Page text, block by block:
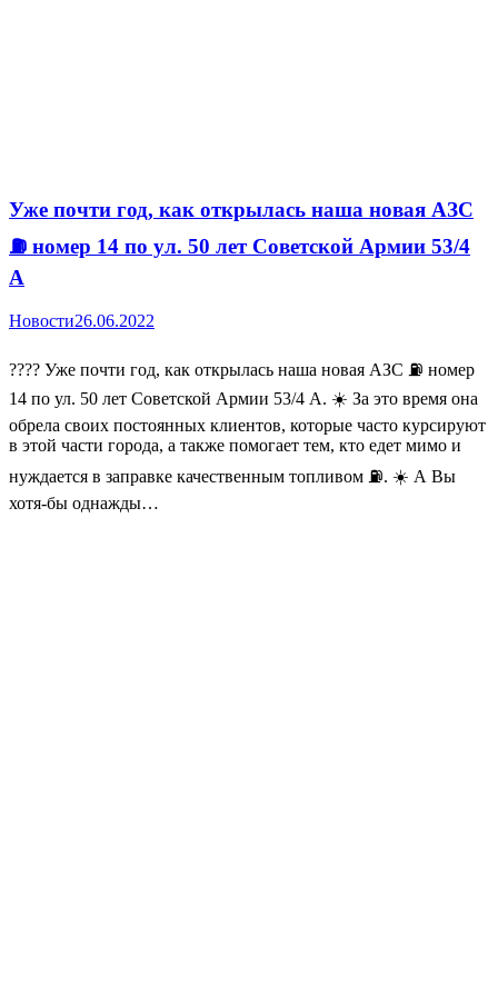
Уже почти год, как открылась наша новая АЗС
⛽ номер 14 по ул. 50 лет Советской Армии 53/4
А
Новости26.06.2022
???? Уже почти год, как открылась наша новая АЗС ⛽ номер
14 по ул. 50 лет Советской Армии 53/4 А. ☀️ За это время она
обрела своих постоянных клиентов, которые часто курсируют
в этой части города, а также помогает тем, кто едет мимо и
нуждается в заправке качественным топливом ⛽. ☀️ А Вы
хотя-бы однажды…